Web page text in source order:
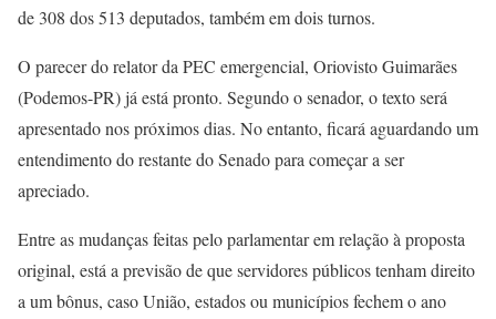
de 308 dos 513 deputados, também em dois turnos.
O parecer do relator da PEC emergencial, Oriovisto Guimarães
(Podemos-PR) já está pronto. Segundo o senador, o texto será
apresentado nos próximos dias. No entanto, ficará aguardando um
entendimento do restante do Senado para começar a ser
apreciado.
Entre as mudanças feitas pelo parlamentar em relação à proposta
original, está a previsão de que servidores públicos tenham direito
a um bônus, caso União, estados ou municípios fechem o ano